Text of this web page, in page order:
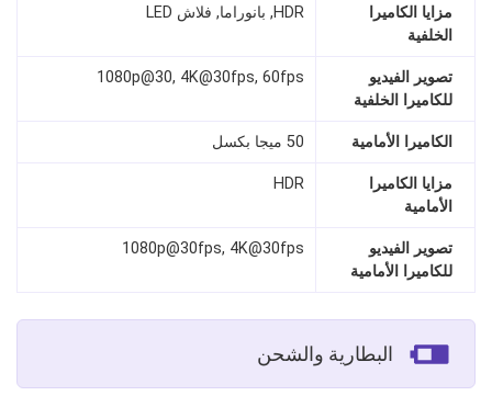
مزايا الكاميرا
الخلفية
HDR, بانوراما, فلاش LED
تصوير الفيديو
للكاميرا الخلفية
1080p@30, 4K@30fps, 60fps
الكاميرا الأمامية 50 ميجا بكسل
مزايا الكاميرا
الأمامية
HDR
تصوير الفيديو
للكاميرا الأمامية
1080p@30fps, 4K@30fps
البطارية والشحن